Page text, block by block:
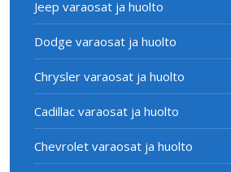
Jeep varaosat ja huolto
Dodge varaosat ja huolto
Chrysler varaosat ja huolto
Cadillac varaosat ja huolto
Chevrolet varaosat ja huolto